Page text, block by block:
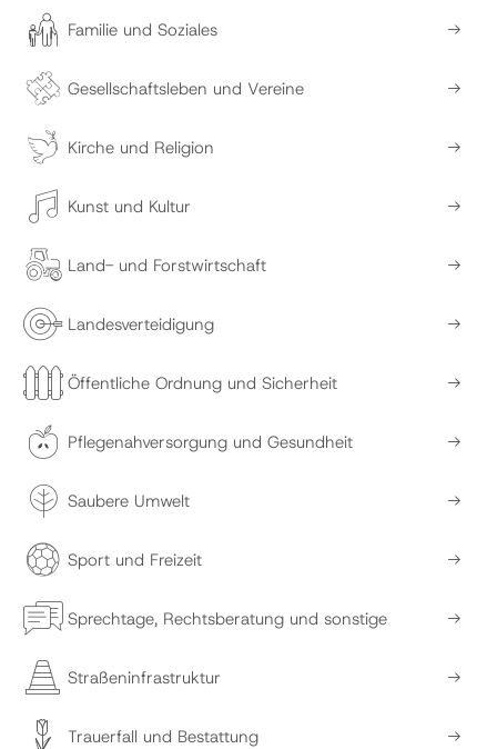
Familie und Soziales
Gesellschaftsleben und Vereine
Kirche und Religion
Kunst und Kultur
Land- und Forstwirtschaft
Landesverteidigung
Öffentliche Ordnung und Sicherheit
Pflegenahversorgung und Gesundheit
Saubere Umwelt
Sport und Freizeit
Sprechtage, Rechtsberatung und sonstige
Straßeninfrastruktur
Trauerfall und Bestattung